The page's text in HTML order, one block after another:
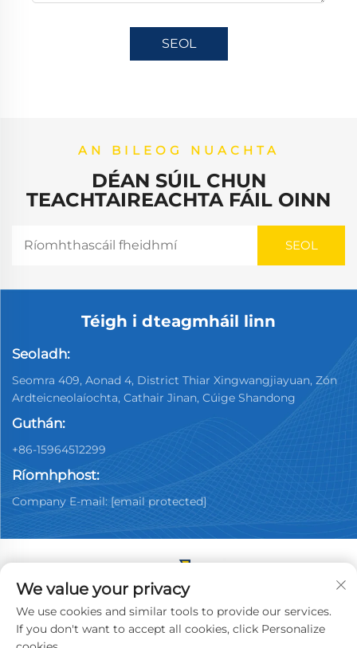
SEOL
AN BILEOG NUACHTA
DÉAN SÚIL CHUN
TEACHTAIREACHTA FÁIL OINN
Téigh i dteagmháil linn
Seoladh:
Seomra 409, Aonad 4, District Thiar Xingwangjiayuan, Zón
Ardteicneolaíochta, Cathair Jinan, Cúige Shandong
Guthán:
+86-15964512299
Ríomhphost:
Company E-mail: [email protected]
Cóipcheart © 2026 China Jinan Youpin Used Car
Dealership Co., Ltd. Gach ceart ar cosaint. Beartas
Príobháideachta
We value your privacy
We use cookies and similar tools to provide our services.
If you don't want to accept all cookies, click Personalize